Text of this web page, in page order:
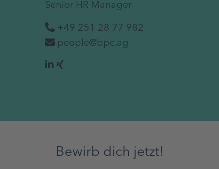
Senior HR Manager
+49 251 28 77 982
people@bpc.ag
Bewirb dich jetzt!